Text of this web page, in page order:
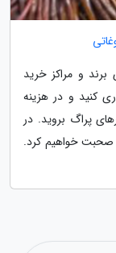
و مراکز خرید
کنید و در هزینه
پراگ بروید. در
صحبت خواهیم کرد.